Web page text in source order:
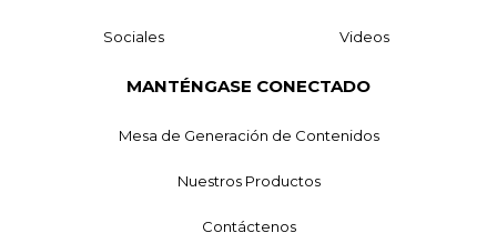
Sociales Videos
MANTÉNGASE CONECTADO
Mesa de Generación de Contenidos
Nuestros Productos
Contáctenos